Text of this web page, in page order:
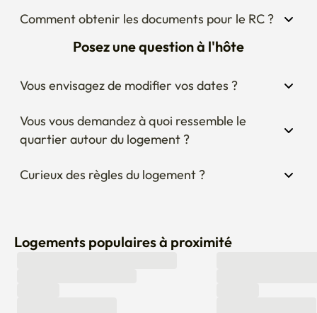
Comment obtenir les documents pour le RC ?
Posez une question à l'hôte
Vous envisagez de modifier vos dates ?
Vous vous demandez à quoi ressemble le
quartier autour du logement ?
Curieux des règles du logement ?
Logements populaires à proximité